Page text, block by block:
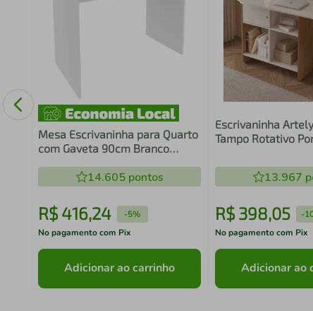
Mesa Escrivaninha para Quarto
com Gaveta 90cm Branco
Office Notebook
14.605pontos
R$ 416,24 -5%
No pagamento com Pix
Adicionar ao carrinho
Escrivaninha
Tampo Rotativo
13.967
R$ 398,05 -
No pagamento com Pix
Adicionar ao